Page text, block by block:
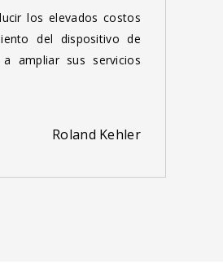
los elevados costos
del dispositivo de
ampliar sus servicios
Roland Kehler